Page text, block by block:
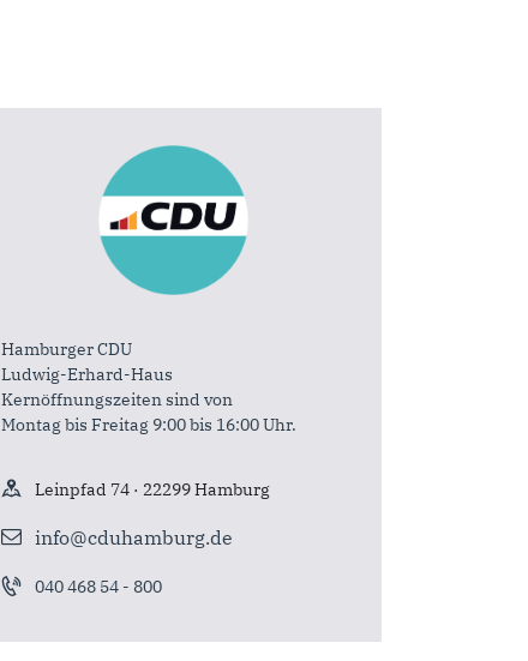
Hamburger CDU
Ludwig-Erhard-Haus
Kernöffnungszeiten sind von
Montag bis Freitag 9:00 bis 16:00 Uhr.
Leinpfad 74 · 22299 Hamburg
info@cduhamburg.de
040 468 54 - 800